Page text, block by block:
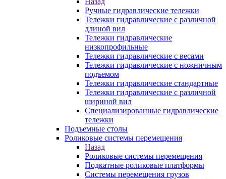
Ручные гидравлические тележки
Тележки гидравлические с различной
длиной вил
Тележки гидравлические
низкопрофильные
Тележки гидравлические с весами
Тележки гидравлические с ножничным
подъемом
Тележки гидравлические стандартные
Тележки гидравлические с различной
шириной вил
Специализированные гидравлические
тележки
Подъемные столы
Роликовые системы перемещения
Назад
Роликовые системы перемещения
Подкатные роликовые платформы
Системы перемещения грузов